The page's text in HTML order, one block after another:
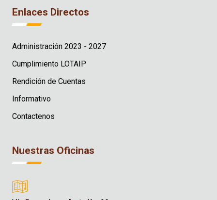
Enlaces Directos
Administración 2023 - 2027
Cumplimiento LOTAIP
Rendición de Cuentas
Informativo
Contactenos
Nuestras Oficinas